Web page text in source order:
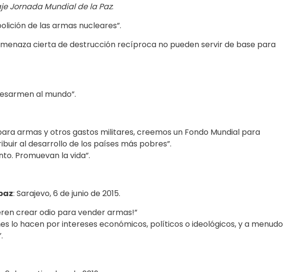
Jornada Mundial de la Paz:
de las armas nucleares”.
cierta de destrucción recíproca no pueden servir de base para
al mundo”.
armas y otros gastos militares, creemos un Fondo Mundial para
al desarrollo de los países más pobres”.
Promuevan la vida”.
: Sarajevo, 6 de junio de 2015.
crear odio para vender armas!”
lo hacen por intereses económicos, políticos o ideológicos, y a menudo